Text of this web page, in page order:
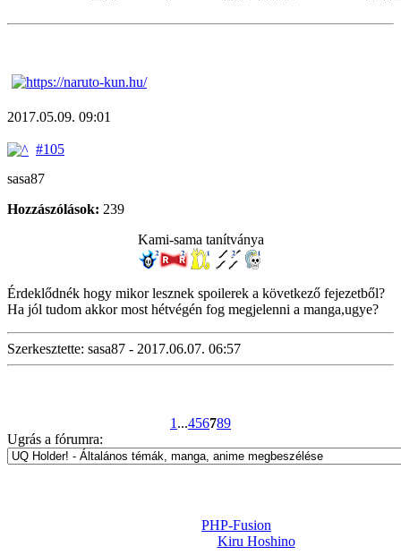
2017.05.09. 09:01
#105
sasa87
Hozzászólások: 239
Kami-sama tanítványa
Érdeklődnék hogy mikor lesznek spoilerek a következő fejezetből?
Ha jól tudom akkor most hétvégén fog megjelenni a manga,ugye?
Szerkesztette: sasa87 - 2017.06.07. 06:57
1 ...456789
Ugrás a fórumra:
PHP-Fusion
Kiru Hoshino